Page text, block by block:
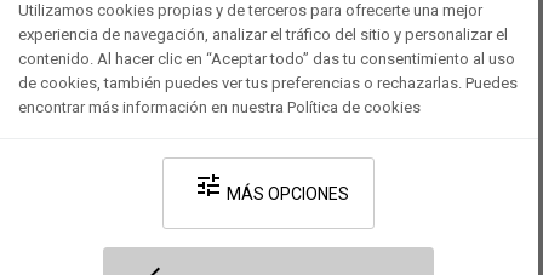
Desarrollado por V·Farma-Política de privacidad-Política de cookies
Utilizamos cookies propias y de terceros para ofrecerte una mejor
experiencia de navegación, analizar el tráfico del sitio y personalizar el
contenido. Al hacer clic en “Aceptar todo” das tu consentimiento al uso
de cookies, también puedes ver tus preferencias o rechazarlas. Puedes
encontrar más información en nuestra Política de cookies
tune MÁS OPCIONES